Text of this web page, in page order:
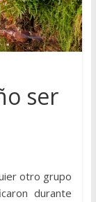
ser
otro grupo
durante